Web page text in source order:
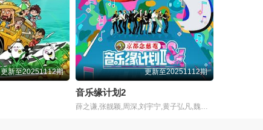
更新至20251112期 更新至20251112期
音乐缘计划2
薛之谦,张靓颖,周深,刘宇宁,黄子弘凡,魏翔,欧阳娜娜,郁可唯,喻言,张峻豪